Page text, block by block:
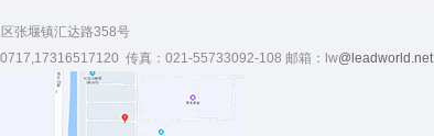
张堰镇汇达路358号
传真：021-55733092-108 邮箱：lw@leadworld.net